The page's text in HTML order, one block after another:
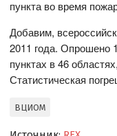
пункта во время
Добавим,
2011 года. Опрошено
пунктах в 46
Статистическая
ВЦИОМ